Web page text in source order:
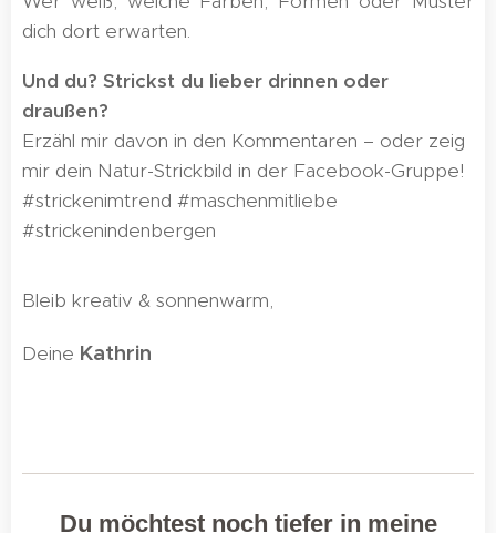
dich dort erwarten.
Und du? Strickst du lieber drinnen oder
draußen?
Erzähl mir davon in den Kommentaren – oder zeig
mir dein Natur-Strickbild in der Facebook-Gruppe!
#strickenimtrend #maschenmitliebe
#strickenindenbergen
Bleib kreativ & sonnenwarm,
Deine Kathrin
Du möchtest noch tiefer in meine